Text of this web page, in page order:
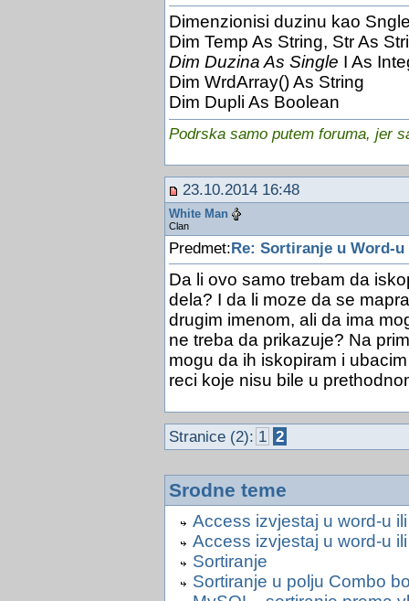
Dimenzionisi duzinu kao
Dim Temp As String, Str As
Dim Duzina As Single I As
Dim WrdArray() As String
Dim Dupli As Boolean
Podrska samo putem foruma, jer
23.10.2014 16:48
White Man
Clan
Predmet: Re: Sortiranje u Word-u
Da li ovo samo trebam da
dela? I da li moze da se
drugim imenom, ali da ima
ne treba da prikazuje? Na
mogu da ih iskopiram i
reci koje nisu bile u
Stranice (2): 1 2
Srodne teme
Access izvjestaj u word-u
Access izvjestaj u word-u
Sortiranje
Sortiranje u polju Combo